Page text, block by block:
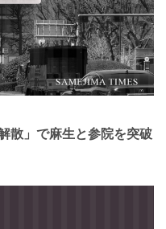
」で麻生と参院を突破